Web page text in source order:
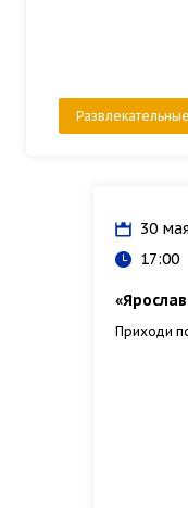
Развлекательные
30
17:00
Приходи